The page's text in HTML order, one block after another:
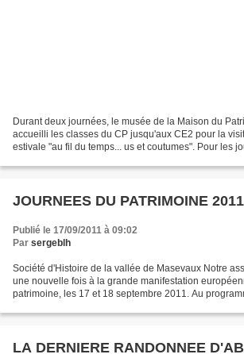
Durant deux journées, le musée de la Maison du
accueilli les classes du CP jusqu'aux CE2 pour la
estivale "au fil du temps... us et coutumes". Pour les
JOURNEES DU PATRIMOINE 2011
Publié le 17/09/2011 à 09:02
Par sergeblh
Société d'Histoire de la vallée de Masevaux Notre
une nouvelle fois à la grande manifestation
patrimoine, les 17 et 18 septembre 2011. Au
LA DERNIERE RANDONNEE